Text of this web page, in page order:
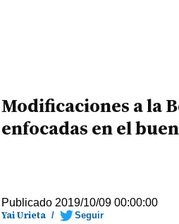
Modificaciones a la
enfocadas en el
Publicado 2019/10/09 00:00:00
Yai Urieta / Seguir